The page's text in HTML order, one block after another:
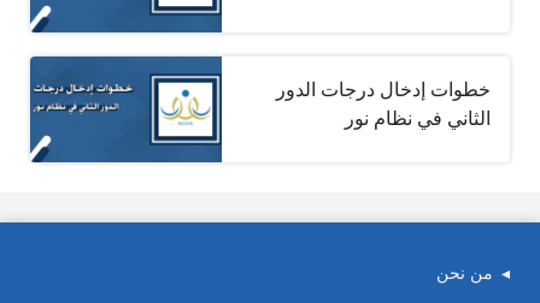
خطوات إدخال درجات الدور
الثاني في نظام نور
من نحن